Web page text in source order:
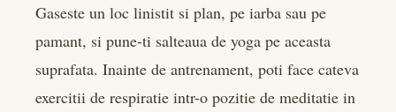
Gaseste un loc linistit si plan, pe iarba sau pe
pamant, si pune-ti salteaua de yoga pe aceasta
suprafata. Inainte de antrenament, poti face cateva
exercitii de respiratie intr-o pozitie de meditatie in